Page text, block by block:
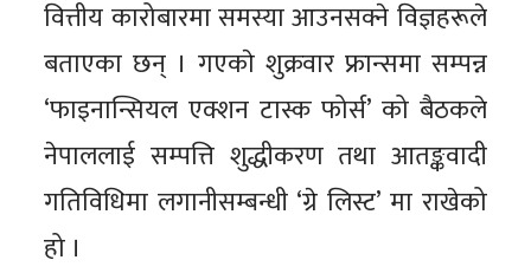
वित्तीय कारोबारमा समस्या आउनसक्ने विज्ञहरूले
बताएका छन् । गएकाे शुक्रवार फ्रान्समा सम्पन्न
‘फाइनान्सियल एक्शन टास्क फोर्स’ को बैठकले
नेपाललाई सम्पत्ति शुद्धीकरण तथा आतङ्कवादी
गतिविधिमा लगानीसम्बन्धी ‘ग्रे लिस्ट’ मा राखेको
हो ।